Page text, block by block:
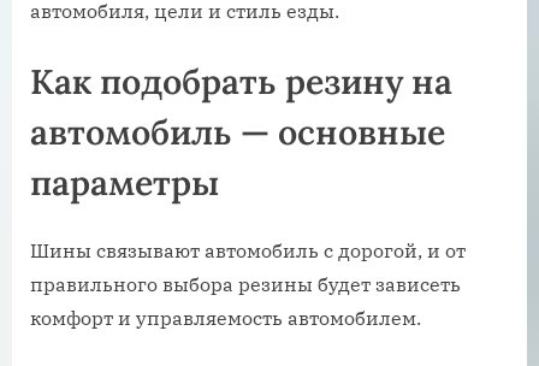
автомобиля, цели и стиль езды.
Как подобрать резину на
автомобиль — основные
параметры
Шины связывают автомобиль с дорогой, и от
правильного выбора резины будет зависеть
комфорт и управляемость автомобилем.